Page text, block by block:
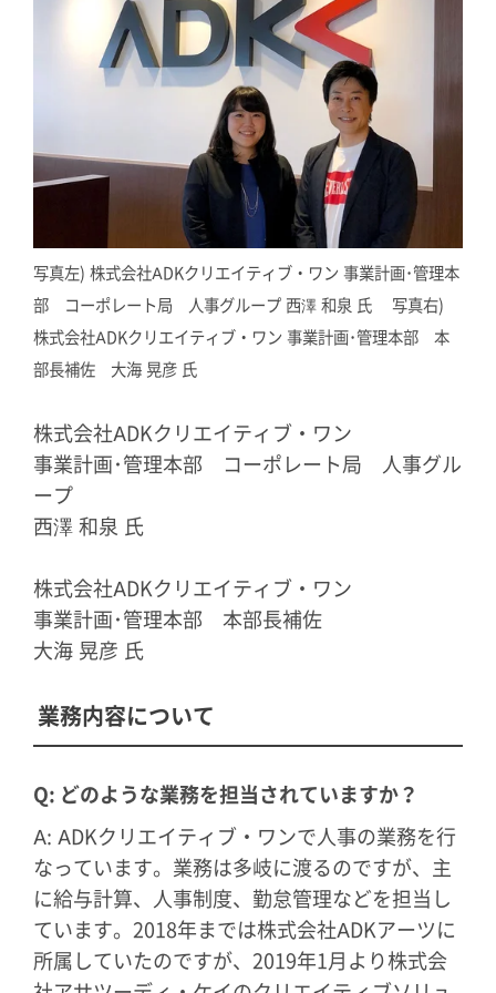
写真左) 株式会社ADKクリエイティブ・ワン 事業計画･管理本
部 コーポレート局 人事グループ 西澤 和泉 氏 写真右)
株式会社ADKクリエイティブ・ワン 事業計画･管理本部 本
部長補佐 大海 晃彦 氏
株式会社ADKクリエイティブ・ワン
事業計画･管理本部 コーポレート局 人事グル
ープ
西澤 和泉 氏
株式会社ADKクリエイティブ・ワン
事業計画･管理本部 本部長補佐
大海 晃彦 氏
業務内容について
Q: どのような業務を担当されていますか？
A: ADKクリエイティブ・ワンで人事の業務を行
なっています。業務は多岐に渡るのですが、主
に給与計算、人事制度、勤怠管理などを担当し
ています。2018年までは株式会社ADKアーツに
所属していたのですが、2019年1月より株式会